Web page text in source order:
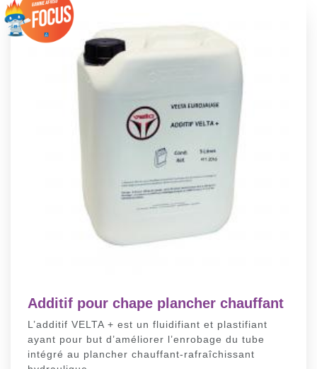
Additif pour chape plancher chauffant
L’additif VELTA + est un fluidifiant et plastifiant
ayant pour but d’améliorer l’enrobage du tube
intégré au plancher chauffant-rafraîchissant